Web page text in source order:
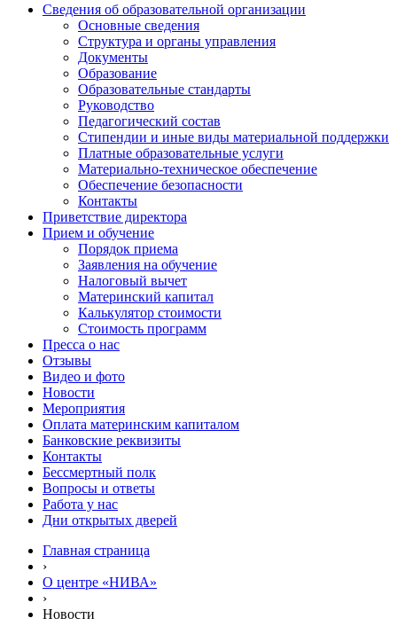
Сведения об образовательной организации
Основные сведения
Структура и органы управления
Документы
Образование
Образовательные стандарты
Руководство
Педагогический состав
Стипендии и иные виды материальной поддержки
Платные образовательные услуги
Материально-техническое обеспечение
Обеспечение безопасности
Контакты
Приветствие директора
Прием и обучение
Порядок приема
Заявления на обучение
Налоговый вычет
Материнский капитал
Калькулятор стоимости
Стоимость программ
Пресса о нас
Отзывы
Видео и фото
Новости
Мероприятия
Оплата материнским капиталом
Банковские реквизиты
Контакты
Бессмертный полк
Вопросы и ответы
Работа у нас
Дни открытых дверей
Главная страница
›
О центре «НИВА»
›
Новости